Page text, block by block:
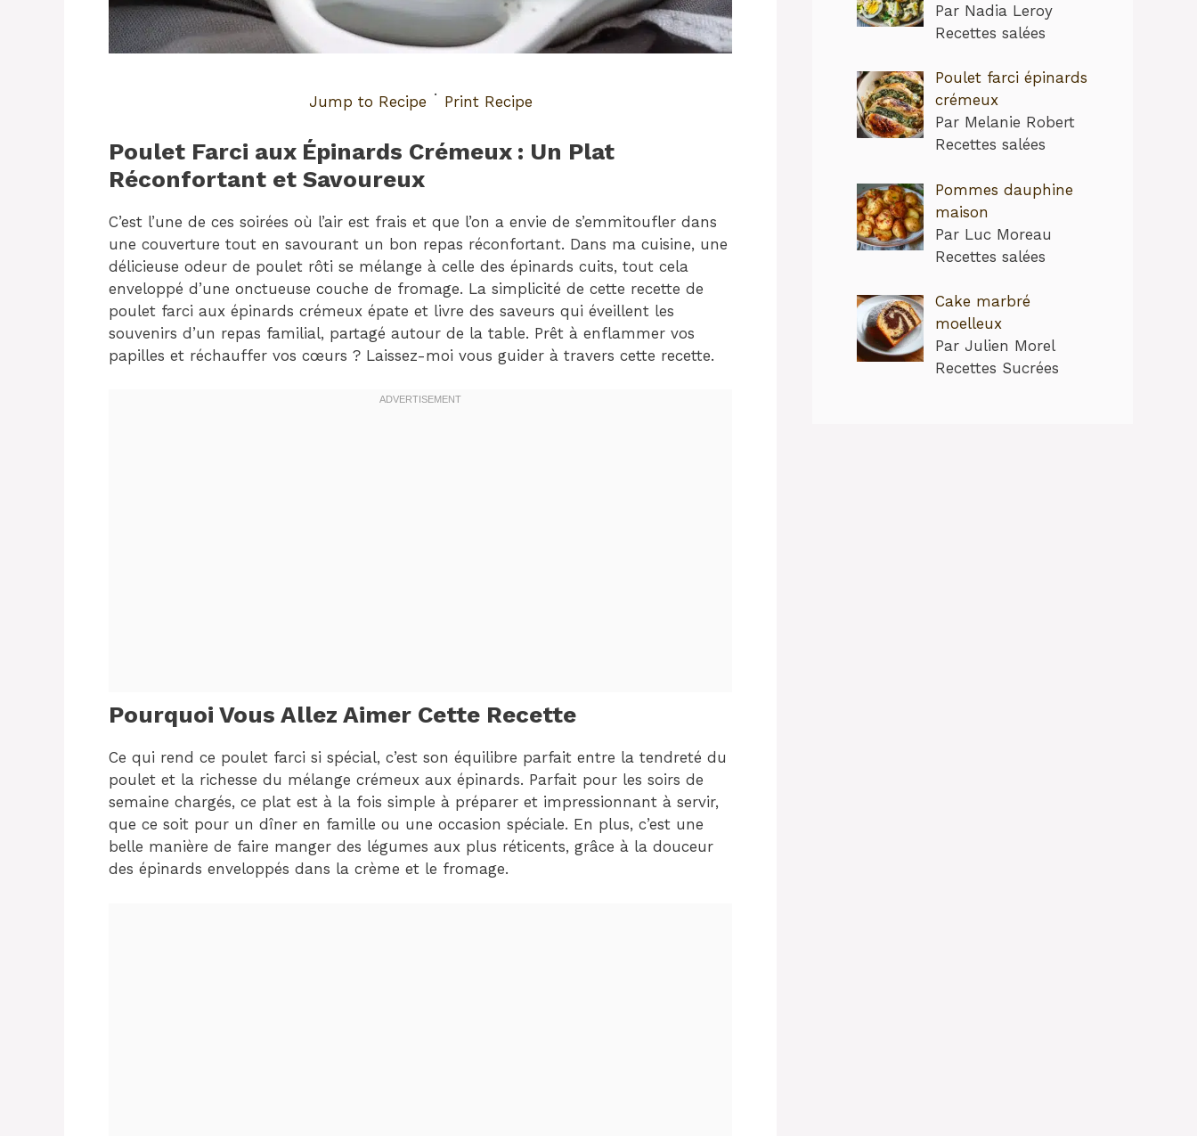
Jump to Recipe · Print Recipe
Poulet Farci aux Épinards Crémeux : Un Plat
Réconfortant et Savoureux
C’est l’une de ces soirées où l’air est frais et que l’on a envie de s’emmitoufler dans
une couverture tout en savourant un bon repas réconfortant. Dans ma cuisine, une
délicieuse odeur de poulet rôti se mélange à celle des épinards cuits, tout cela
enveloppé d’une onctueuse couche de fromage. La simplicité de cette recette de
poulet farci aux épinards crémeux épate et livre des saveurs qui éveillent les
souvenirs d’un repas familial, partagé autour de la table. Prêt à enflammer vos
papilles et réchauffer vos cœurs ? Laissez-moi vous guider à travers cette recette.
Pourquoi Vous Allez Aimer Cette Recette
Ce qui rend ce poulet farci si spécial, c’est son équilibre parfait entre la tendreté du
poulet et la richesse du mélange crémeux aux épinards. Parfait pour les soirs de
semaine chargés, ce plat est à la fois simple à préparer et impressionnant à servir,
que ce soit pour un dîner en famille ou une occasion spéciale. En plus, c’est une
belle manière de faire manger des légumes aux plus réticents, grâce à la douceur
des épinards enveloppés dans la crème et le fromage.
Par Nadia Leroy
Recettes salées
Poulet farci épinards
crémeux
Par Melanie Robert
Recettes salées
Pommes dauphine
maison
Par Luc Moreau
Recettes salées
Cake marbré
moelleux
Par Julien Morel
Recettes Sucrées